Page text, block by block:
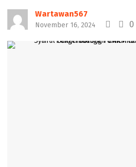
Wartawan567
November 16, 2024 0